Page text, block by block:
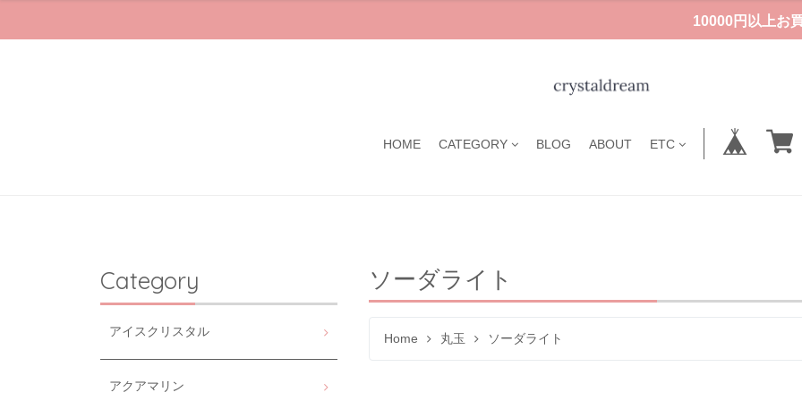
10000円以上お
HOME CATEGORY BLOG ABOUT ETC
ソーダライト
Home 丸玉 ソーダライト
Category
アイスクリスタル
アクアマリン